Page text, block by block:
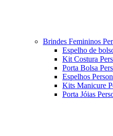
Brindes Femininos
Espelho de
Kit Costura
Porta Bolsa
Espelhos
Kits Manicure
Porta Jóias